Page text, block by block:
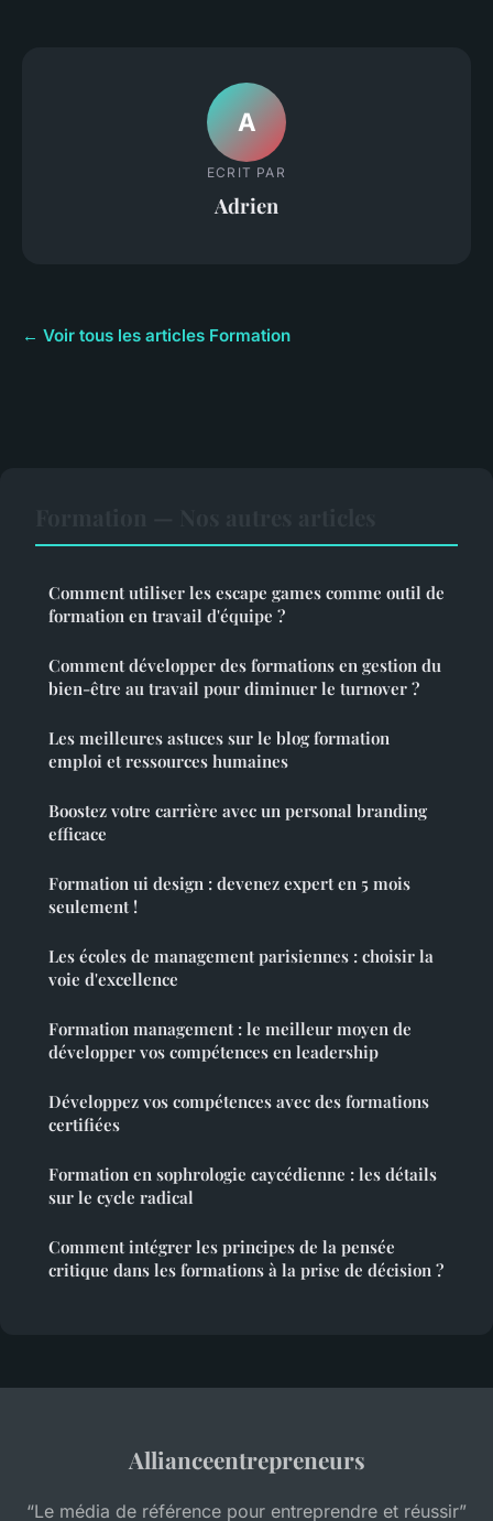
A
ECRIT PAR
Adrien
← Voir tous les articles Formation
Comment utiliser les escape games comme outil de
formation en travail d'équipe ?
Comment développer des formations en gestion du
bien-être au travail pour diminuer le turnover ?
Les meilleures astuces sur le blog formation
emploi et ressources humaines
Boostez votre carrière avec un personal branding
efficace
Formation ui design : devenez expert en 5 mois
seulement !
Les écoles de management parisiennes : choisir la
voie d'excellence
Formation management : le meilleur moyen de
développer vos compétences en leadership
Développez vos compétences avec des formations
certifiées
Formation en sophrologie caycédienne : les détails
sur le cycle radical
Comment intégrer les principes de la pensée
critique dans les formations à la prise de décision ?
Allianceentrepreneurs
“Le média de référence pour entreprendre et réussir”